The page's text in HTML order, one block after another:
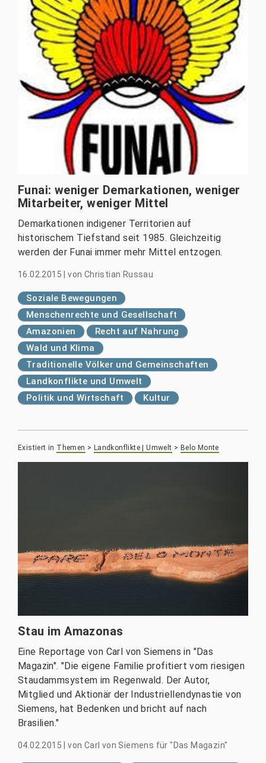
Funai: weniger Demarkationen, weniger
Mitarbeiter, weniger Mittel
Demarkationen indigener Territorien auf
historischem Tiefstand seit 1985. Gleichzeitig
werden der Funai immer mehr Mittel entzogen.
16.02.2015 |von Christian Russau
Soziale Bewegungen
Menschenrechte und Gesellschaft
Amazonien
Recht auf Nahrung
Wald und Klima
Traditionelle Völker und Gemeinschaften
Landkonflikte und Umwelt
Politik und Wirtschaft
Kultur
Existiert in Themen > Landkonflikte | Umwelt > Belo Monte
Stau im Amazonas
Eine Reportage von Carl von Siemens in "Das
Magazin". "Die eigene Familie profitiert vom riesigen
Staudammsystem im Regenwald. Der Autor,
Mitglied und Aktionär der Industriellendynastie von
Siemens, hat Bedenken und bricht auf nach
Brasilien."
04.02.2015 |von Carl von Siemens für "Das Magazin"